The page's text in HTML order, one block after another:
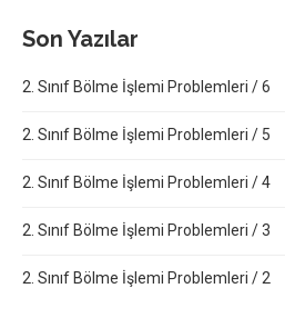
Son Yazılar
2. Sınıf Bölme İşlemi Problemleri / 6
2. Sınıf Bölme İşlemi Problemleri / 5
2. Sınıf Bölme İşlemi Problemleri / 4
2. Sınıf Bölme İşlemi Problemleri / 3
2. Sınıf Bölme İşlemi Problemleri / 2